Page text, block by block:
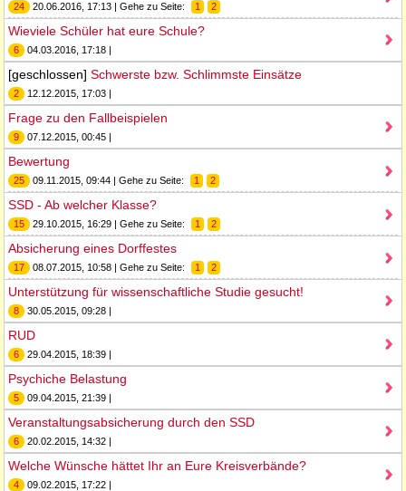
24 20.06.2016, 17:13 | Gehe zu Seite: 1 2
Wieviele Schüler hat eure Schule?
6 04.03.2016, 17:18 |
[geschlossen] Schwerste bzw. Schlimmste Einsätze
2 12.12.2015, 17:03 |
Frage zu den Fallbeispielen
9 07.12.2015, 00:45 |
Bewertung
25 09.11.2015, 09:44 | Gehe zu Seite: 1 2
SSD - Ab welcher Klasse?
15 29.10.2015, 16:29 | Gehe zu Seite: 1 2
Absicherung eines Dorffestes
17 08.07.2015, 10:58 | Gehe zu Seite: 1 2
Unterstützung für wissenschaftliche Studie gesucht!
8 30.05.2015, 09:28 |
RUD
6 29.04.2015, 18:39 |
Psychiche Belastung
5 09.04.2015, 21:39 |
Veranstaltungsabsicherung durch den SSD
6 20.02.2015, 14:32 |
Welche Wünsche hättet Ihr an Eure Kreisverbände?
4 09.02.2015, 17:22 |